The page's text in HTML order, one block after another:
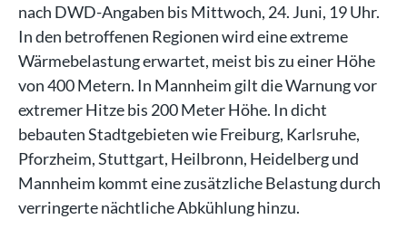
nach DWD-Angaben bis Mittwoch, 24. Juni, 19 Uhr.
In den betroffenen Regionen wird eine extreme
Wärmebelastung erwartet, meist bis zu einer Höhe
von 400 Metern. In Mannheim gilt die Warnung vor
extremer Hitze bis 200 Meter Höhe. In dicht
bebauten Stadtgebieten wie Freiburg, Karlsruhe,
Pforzheim, Stuttgart, Heilbronn, Heidelberg und
Mannheim kommt eine zusätzliche Belastung durch
verringerte nächtliche Abkühlung hinzu.